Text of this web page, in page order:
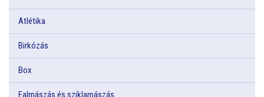
Atlétika
Birkózás
Box
Falmászás és sziklamászás